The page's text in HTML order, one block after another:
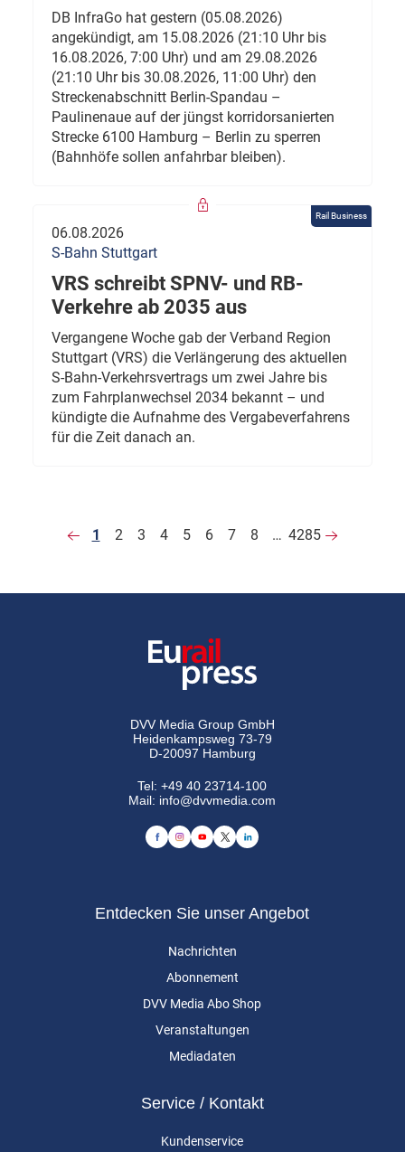
DB InfraGo hat gestern (05.08.2026)
angekündigt, am 15.08.2026 (21:10 Uhr bis
16.08.2026, 7:00 Uhr) und am 29.08.2026
(21:10 Uhr bis 30.08.2026, 11:00 Uhr) den
Streckenabschnitt Berlin-Spandau –
Paulinenaue auf der jüngst korridorsanierten
Strecke 6100 Hamburg – Berlin zu sperren
(Bahnhöfe sollen anfahrbar bleiben).
Rail Business
06.08.2026
S-Bahn Stuttgart
VRS schreibt SPNV- und RB-
Verkehre ab 2035 aus
Vergangene Woche gab der Verband Region
Stuttgart (VRS) die Verlängerung des aktuellen
S-Bahn-Verkehrsvertrags um zwei Jahre bis
zum Fahrplanwechsel 2034 bekannt – und
kündigte die Aufnahme des Vergabeverfahrens
für die Zeit danach an.
1 2 3 4 5 6 7 8 … 4285
DVV Media Group GmbH
Heidenkampsweg 73-79
D-20097 Hamburg
Tel:+49 40 23714-100
Mail: info@dvvmedia.com
Entdecken Sie unser Angebot
Nachrichten
Abonnement
DVV Media Abo Shop
Veranstaltungen
Mediadaten
Service / Kontakt
Kundenservice